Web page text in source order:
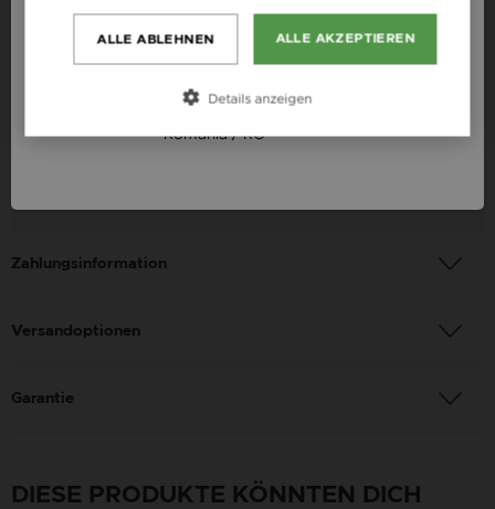
Verfügbarkeit: auf Lager
Zahlungsinformation
Versandoptionen
Garantie
DIESE PRODUKTE KÖNNTEN DICH
Slovenija / SI
Österreich / AT
România / RO
ALLE AKZEPTIEREN
ALLE ABLEHNEN
Details anzeigen